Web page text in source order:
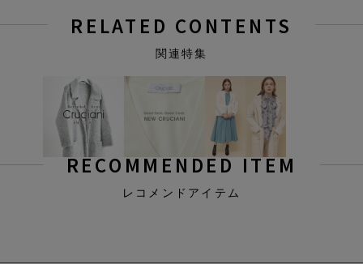
RELATED CONTENTS
関連特集
RECOMMENDED ITEM
レコメンドアイテム